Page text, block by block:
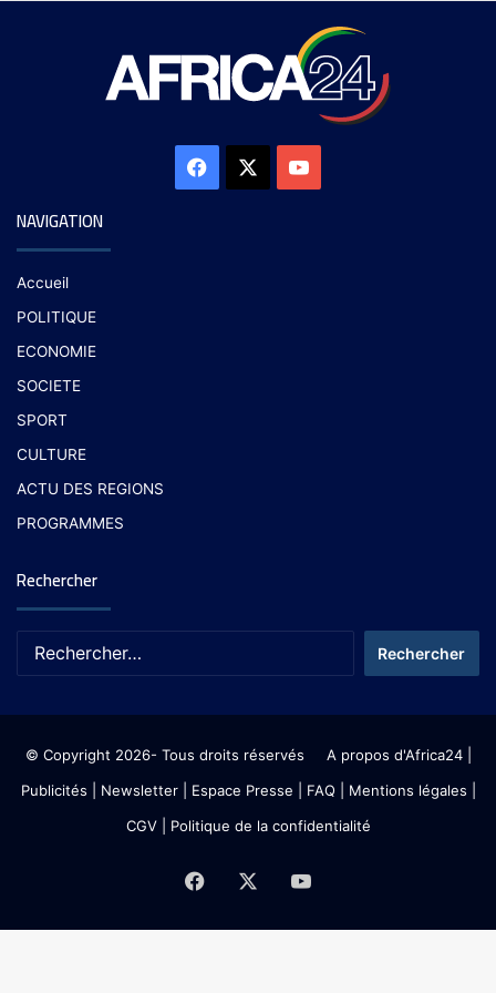
NAVIGATION
Accueil
POLITIQUE
ECONOMIE
SOCIETE
SPORT
CULTURE
ACTU DES REGIONS
PROGRAMMES
Rechercher
© Copyright 2026- Tous droits réservés A propos d'Africa24|
Publicités
Newsletter| Espace Presse | FAQ | Mentions légales
CGV| Politique de la confidentialité